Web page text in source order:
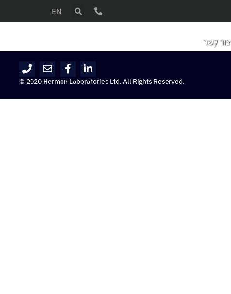
EN
צור קשר
© 2020 Hermon Laboratories Ltd. All Rights Reserved.